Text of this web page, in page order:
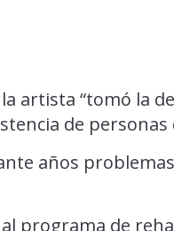
artista “tomó la
de personas
años
programa de